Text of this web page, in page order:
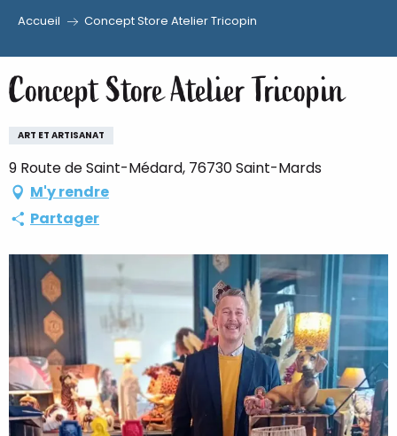
au
contenu
principal
Accueil Concept Store Atelier Tricopin
Concept Store Atelier Tricopin
ART ET ARTISANAT
9 Route de Saint-Médard, 76730 Saint-Mards
M'y rendre
Partager